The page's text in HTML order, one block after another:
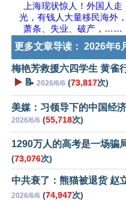
上海现状惊人！外国人走
光，有钱人大量移民海外，
萧条、失业、破产，……
更多文章导读： 2026年6
梅艳芳救援六四学生 黄雀
▶️ 📝 2026/6/6 (73,817次)
美媒：习领导下的中国经
2026/6/6 (55,718次)
1290万人的高考是一场骗
(73,076次)
中共衰了：熊猫被退货 赵
2026/6/6 (74,947次)